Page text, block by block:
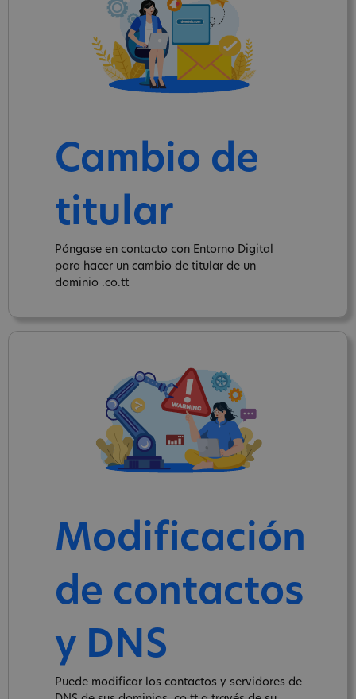
Cambio de
titular
Póngase en contacto con Entorno Digital
para hacer un cambio de titular de un
dominio .co.tt
Modificación
de contactos
y DNS
Puede modificar los contactos y servidores de